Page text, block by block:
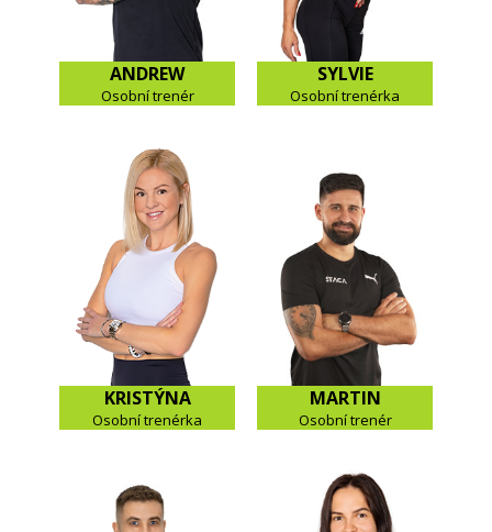
ANDREW
Osobní trenér
SYLVIE
Osobní trenérka
KRISTÝNA
Osobní trenérka
MARTIN
Osobní trenér